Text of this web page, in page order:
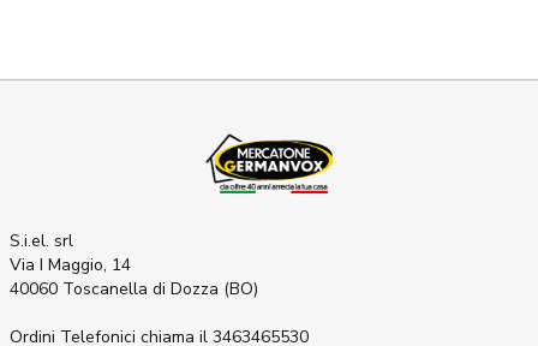
S.i.el. srl
Via I Maggio, 14
40060 Toscanella di Dozza (BO)
Ordini Telefonici chiama il 3463465530